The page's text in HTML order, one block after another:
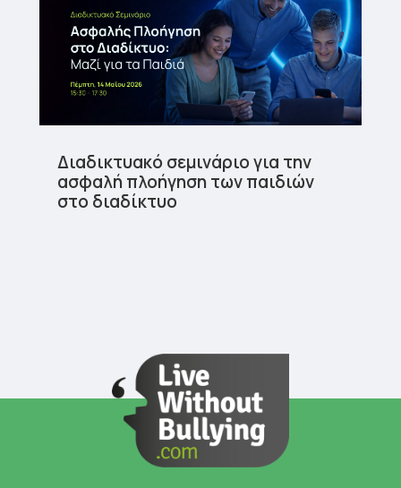
Διαδικτυακό σεμινάριο για την
ασφαλή πλοήγηση των παιδιών
στο διαδίκτυο